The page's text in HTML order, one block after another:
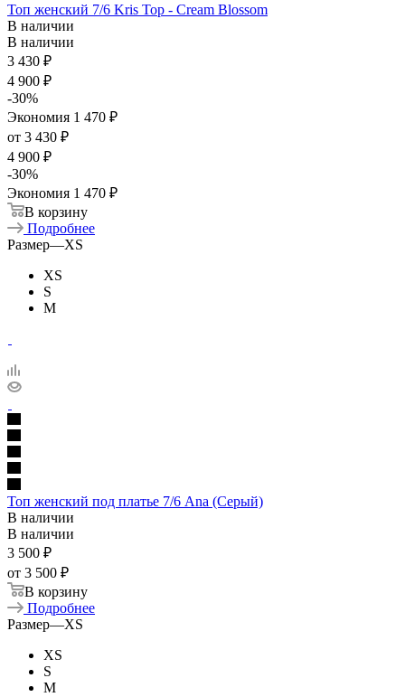
Топ женский 7/6 Kris Top - Cream Blossom
В наличии
В наличии
3 430 ₽
4 900 ₽
-30%
Экономия 1 470 ₽
от 3 430 ₽
4 900 ₽
-30%
Экономия 1 470 ₽
В корзину
Подробнее
Размер—XS
XS
S
M
Топ женский под платье 7/6 Ana (Серый)
В наличии
В наличии
3 500 ₽
от 3 500 ₽
В корзину
Подробнее
Размер—XS
XS
S
M